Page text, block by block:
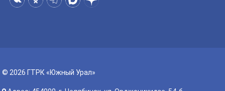
© 2026 ГТРК «Южный Урал»